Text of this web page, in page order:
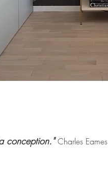
conception." Charles Eames